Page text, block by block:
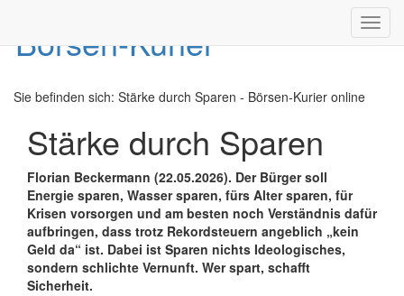
Sie befinden sich: Stärke durch Sparen - Börsen-Kurier online
Stärke durch Sparen
Florian Beckermann (22.05.2026). Der Bürger soll
Energie sparen, Wasser sparen, fürs Alter sparen, für
Krisen vorsorgen und am besten noch Verständnis dafür
aufbringen, dass trotz Rekordsteuern angeblich „kein
Geld da“ ist. Dabei ist Sparen nichts Ideologisches,
sondern schlichte Vernunft. Wer spart, schafft
Sicherheit.